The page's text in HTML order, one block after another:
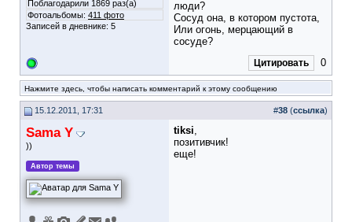
Поблагодарили 1869 раз(а)
Фотоальбомы: 411 фото
Записей в дневнике: 5
люди?
Сосуд она, в котором пустота,
Или огонь, мерцающий в
сосуде?
Цитировать 0
Нажмите здесь, чтобы написать комментарий к этому сообщению
15.12.2011, 17:31 #38 (ссылка)
Sama Y
))
Автор темы
tiksi,
позитивчик!
еще!